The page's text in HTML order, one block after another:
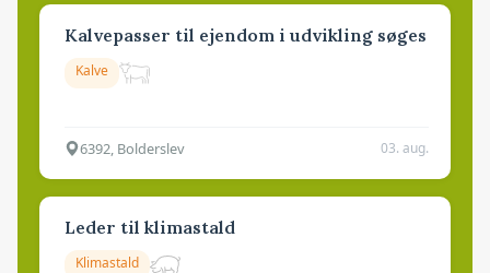
Kalvepasser til ejendom i udvikling søges
Kalve
6392, Bolderslev 03. aug.
Leder til klimastald
Klimastald